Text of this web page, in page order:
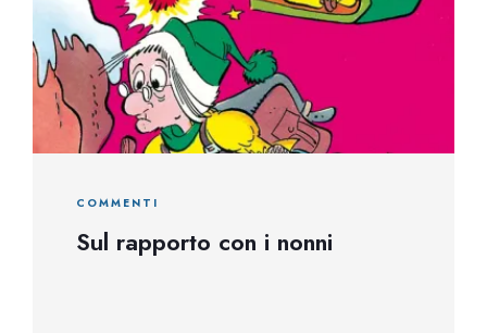
COMMENTI
Sul rapporto con i nonni